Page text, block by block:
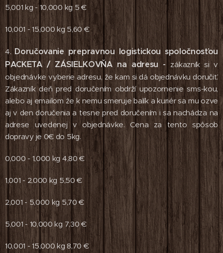
5,001 kg - 10,000 kg 5 €
10,001 - 15,000 kg 5,60 €
4. Doručovanie prepravnou logistickou spoločnosťou
PACKETA / ZÁSIELKOVŇA na adresu - zákazník si v
objednávke vyberie adresu, že kam si dá objednávku doručiť.
Zákazník deň pred doručením obdrží upozornenie sms-kou,
alebo aj emailom že k nemu smeruje balík a kuriér sa mu ozve
aj v den doručenia a tesne pred doručením i sa nachádza na
adrese uvedenej v objednávke. Cena za tento spôsob
dopravy je 0€ do 5kg.
0,000 - 1,000 kg 4,80 €
1,001 - 2,000 kg 5,50 €
2,001 - 5,000 kg 5,70 €
5,001 - 10,000 kg 7,30 €
10,001 - 15,000 kg 8,70 €